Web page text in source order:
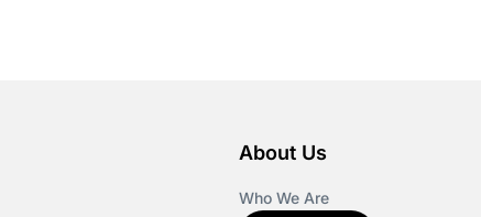
About Us
Who We Are